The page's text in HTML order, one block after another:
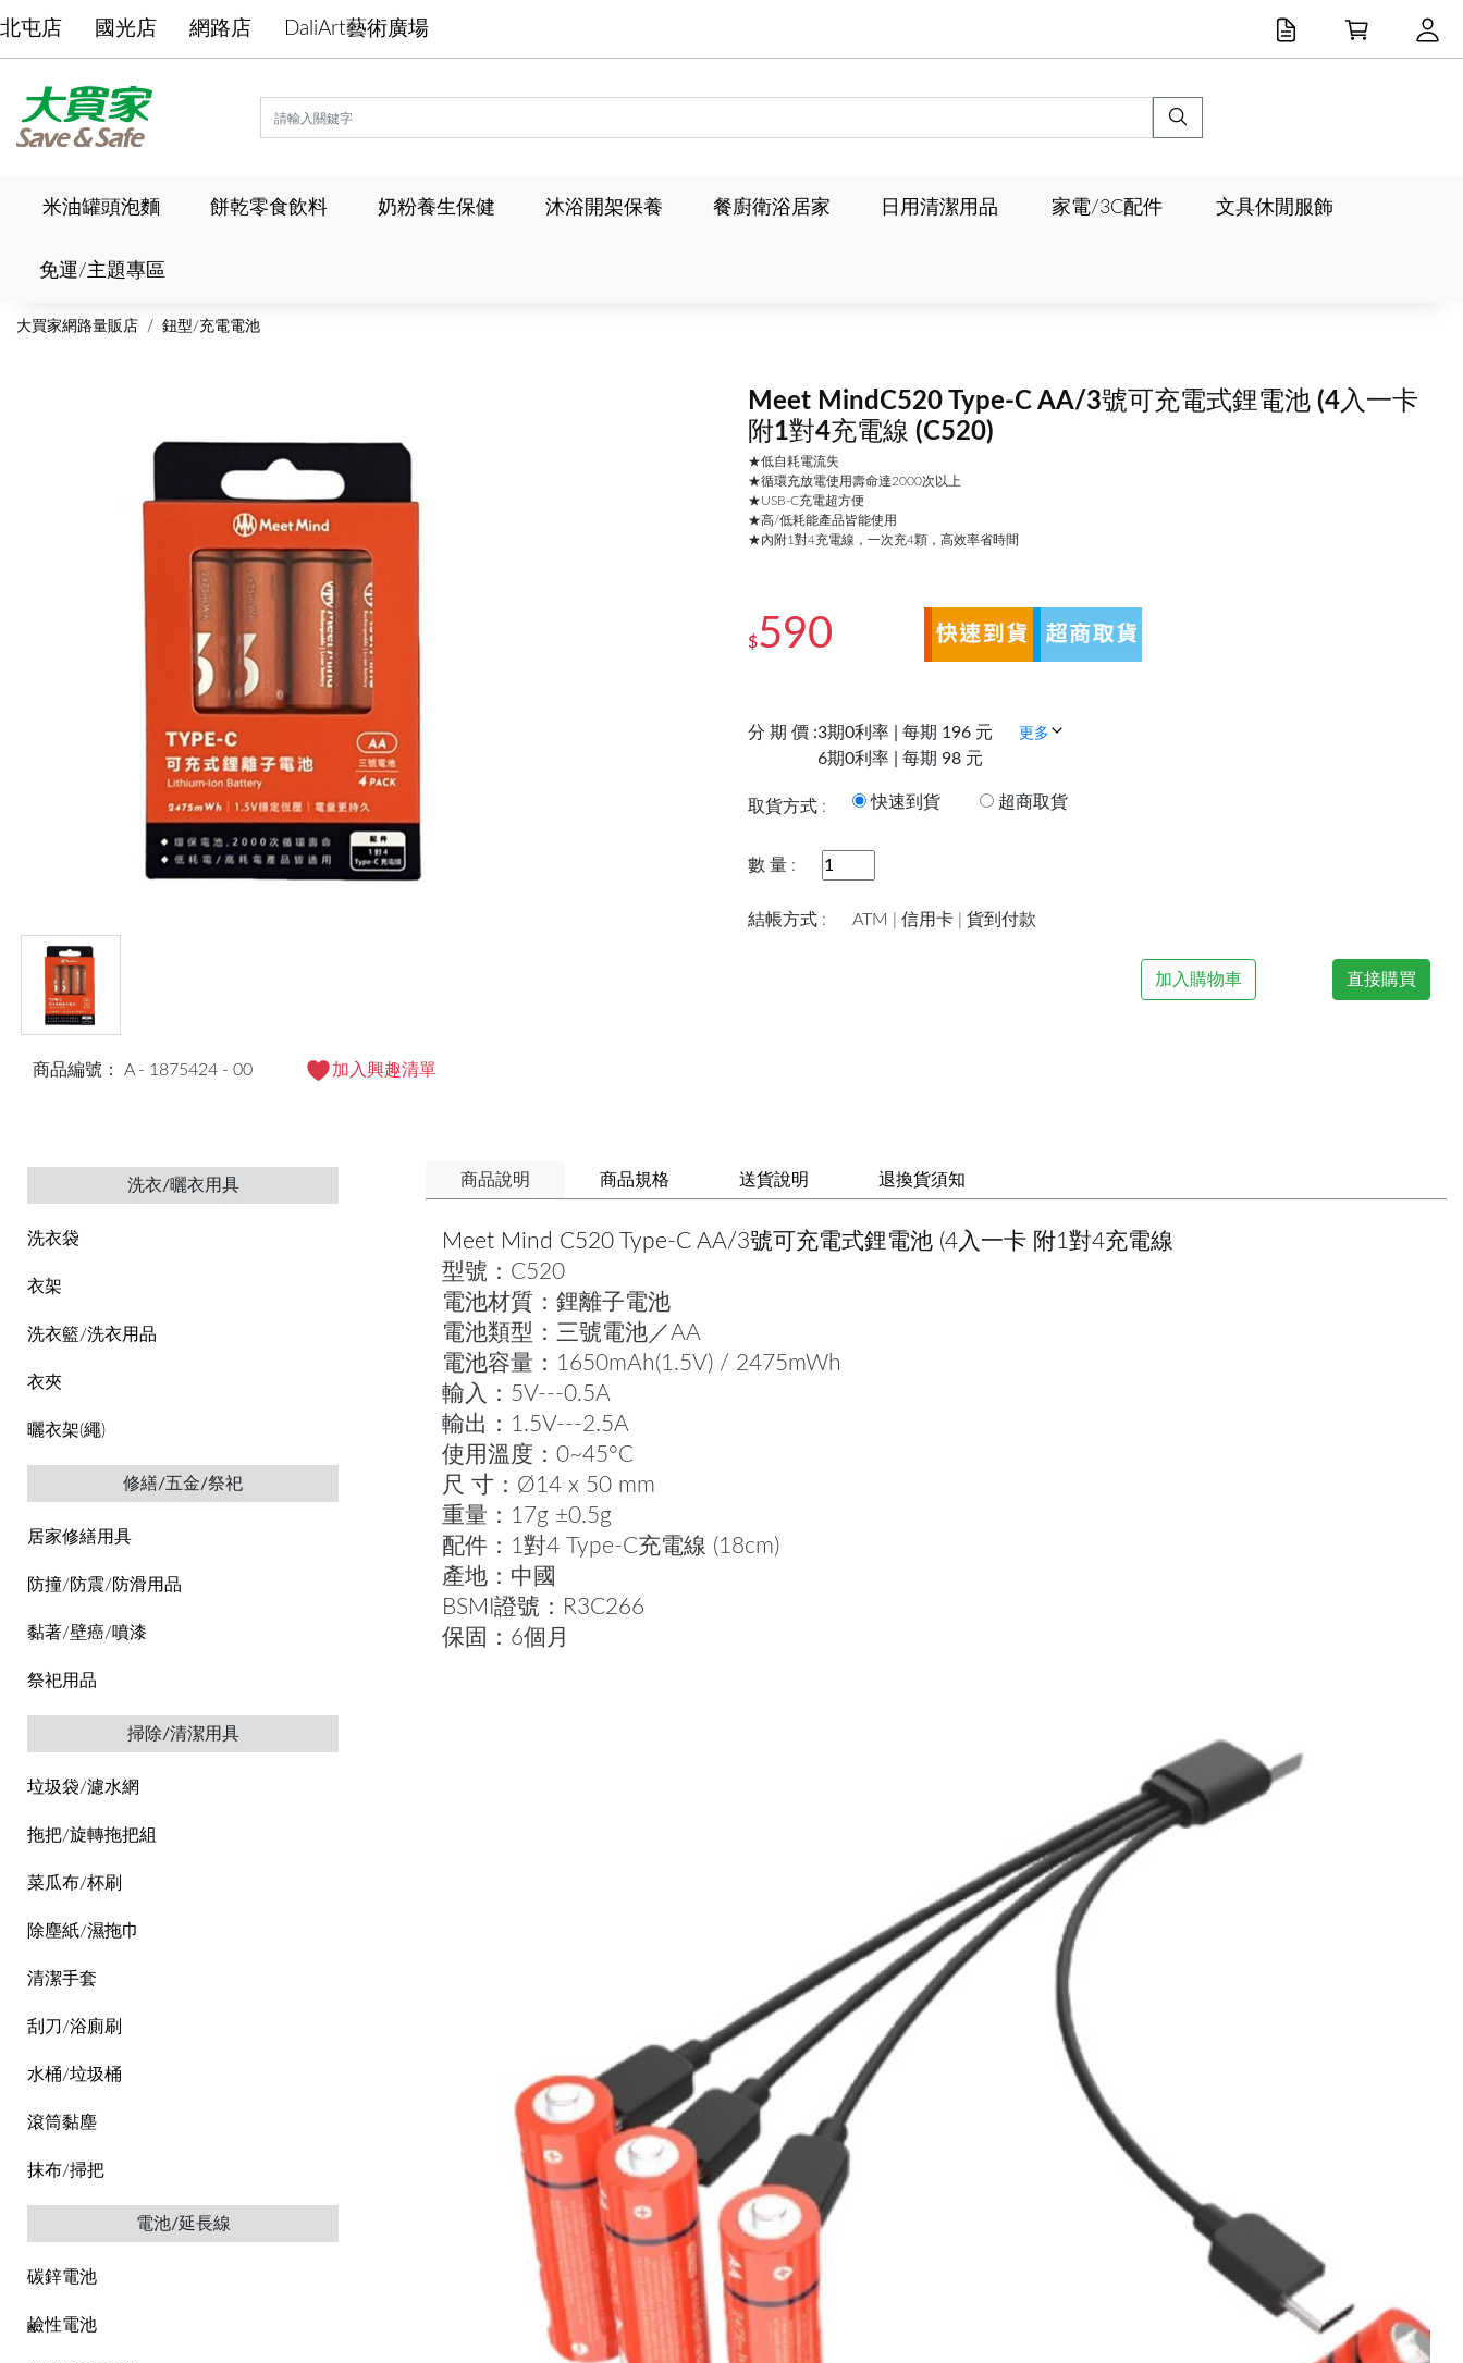
北屯店 國光店 網路店 DaliArt藝術廣場
米油罐頭泡麵 餅乾零食飲料 奶粉養生保健 沐浴開架保養 餐廚衛浴居家 日用清潔用品 家電/3C配件 文具休閒服飾
免運/主題專區
大買家網路量販店 鈕型/充電電池
商品編號： A - 1875424 - 00 加入興趣清單
Meet MindC520 Type-C AA/3號可充電式鋰電池 (4入一卡
附1對4充電線 (C520)
★低自耗電流失
★循環充放電使用壽命達2000次以上
★USB-C充電超方便
★高/低耗能產品皆能使用
★內附1對4充電線，一次充4顆，高效率省時間
$590
分 期 價 :3期0利率 | 每期 196 元
6期0利率 | 每期 98 元
更多
取貨方式 : 快速到貨 超商取貨
數 量 :
結帳方式 : ATM | 信用卡 | 貨到付款
加入購物車 直接購買
洗衣/曬衣用具
洗衣袋
衣架
洗衣籃/洗衣用品
衣夾
曬衣架(繩)
修繕/五金/祭祀
居家修繕用具
防撞/防震/防滑用品
黏著/壁癌/噴漆
祭祀用品
掃除/清潔用具
垃圾袋/濾水網
拖把/旋轉拖把組
菜瓜布/杯刷
除塵紙/濕拖巾
清潔手套
刮刀/浴廁刷
水桶/垃圾桶
滾筒黏塵
抹布/掃把
電池/延長線
碳鋅電池
鹼性電池
商品說明 商品規格 送貨說明 退換貨須知
Meet Mind C520 Type-C AA/3號可充電式鋰電池 (4入一卡 附1對4充電線
型號：C520
電池材質：鋰離子電池
電池類型：三號電池／AA
電池容量：1650mAh(1.5V) / 2475mWh
輸入：5V---0.5A
輸出：1.5V---2.5A
使用溫度：0~45°C
尺 寸：Ø14 x 50 mm
重量：17g ±0.5g
配件：1對4 Type-C充電線 (18cm)
產地：中國
BSMI證號：R3C266
保固：6個月